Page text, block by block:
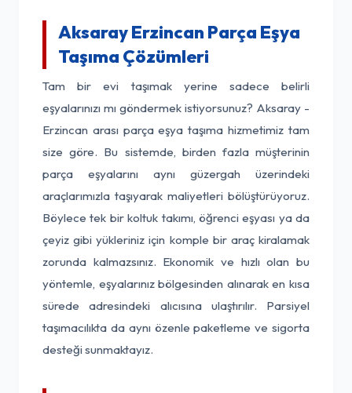
Aksaray Erzincan Parça Eşya
Taşıma Çözümleri
Tam bir evi taşımak yerine sadece belirli
eşyalarınızı mı göndermek istiyorsunuz? Aksaray -
Erzincan arası parça eşya taşıma hizmetimiz tam
size göre. Bu sistemde, birden fazla müşterinin
parça eşyalarını aynı güzergah üzerindeki
araçlarımızla taşıyarak maliyetleri bölüştürüyoruz.
Böylece tek bir koltuk takımı, öğrenci eşyası ya da
çeyiz gibi yükleriniz için komple bir araç kiralamak
zorunda kalmazsınız. Ekonomik ve hızlı olan bu
yöntemle, eşyalarınız bölgesinden alınarak en kısa
sürede adresindeki alıcısına ulaştırılır. Parsiyel
taşımacılıkta da aynı özenle paketleme ve sigorta
desteği sunmaktayız.